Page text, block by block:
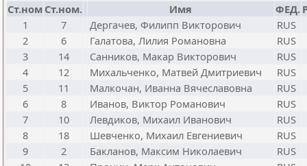
Ст.ном Ст.ном. Имя ФЕД.
1
7 Дергачев, Филипп Викторович
RUS
2
6 Галатова, Лилия Романовна
RUS
3
14 Санников, Макар Викторович
RUS
4
12 Михальченко, Матвей Дмитриевич
RUS
5
11 Малкочан, Иванна Вячеславовна
RUS
6
8 Иванов, Виктор Романович
RUS
7
10 Левдиков, Михаил Иванович
RUS
8
18 Шевченко, Михаил Евгениевич
RUS
9
2 Бакланов, Максим Николаевич
RUS